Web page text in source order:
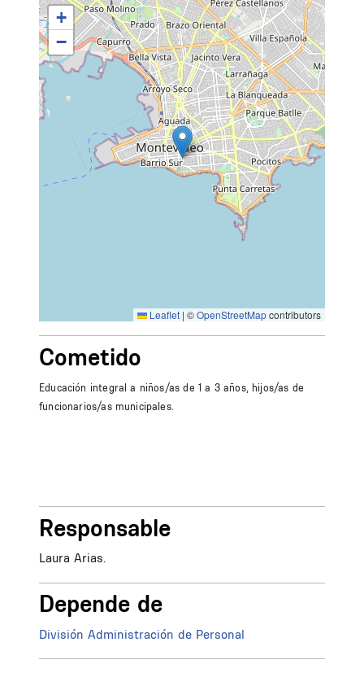
+
−
Leaflet | ©OpenStreetMapcontributors
Cometido
Educación integral a niños/as de 1 a 3 años, hijos/as de
funcionarios/as municipales.
Responsable
Laura Arias.
Depende de
División Administración de Personal